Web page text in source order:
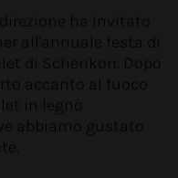
ha invitato
all'annuale festa di
di Schenkon. Dopo
accanto al fuoco
in legno
abbiamo gustato